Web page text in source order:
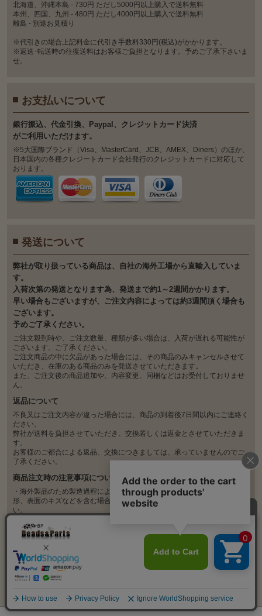
北海道、沖縄本島 - 730円 ただし5000円以上購入で送料無料
本州、四国、九州 - 480円 ただし4000円以上購入で送料無料
離島 - 別途お見積り
※代引きの場合上記料金に代引き手数料330円(税込)がかかります。
※返送･転送時の往復送料はお客様ご負担となります。予めご了承下さいま
せ。
お支払いについて
銀⾏振込、代⾦引換、Paypal、クレジットカード決済
がご利⽤いただけます。
※5大国際ブランド（Visa、MasterCard、JCB、AMEX、Diners）のほか、
日本国内の各種クレジートカード会社発行のクレジットカードに対応して
おります。
発送について
弊社が取り扱っている商品は、自社の海外工場から直輸入していま
す。
入荷次第の発送となります為、発送まで約1～2週間かかります。
早い場合もございますが、ご注文内容によっては約3週間頂く場合も
ございます。
予めご了承ください。
ご注文殺到時や、ご注文数量、種類が多い場合は、入荷が遅れる可能性が
ございます、ご了承ください。
ご注文商品の中に欠品があった場合には、その商品のみキャンセルさせて
いただき、在庫のある商品のみを発送させていただきます。
また、ご注文後の商品追加や、内容変更、同梱などはお受付しておりませ
ん。
返品について
不良又はご注文内容が違った場合には、商品の到着後7日間以内にご連絡く
ださい。
弊社が送料を負担させていただき、交換若しくは返金とさせていただきま
す。
お客様のご都合による返品、交換につきましては、承っていませんのでご
了承ください。
商品注文時の注意事項について
・海外製品のため製造過程により、塗装の剥がれ、多少の変色、汚れ、変
形、表面のキズなどを含む場合があります。ご理解の上、ご購入くださ
い。
ワなど生じる場合がございます。
・不良がひどい場合は対応しておりますので、商品到着から7日以内にお問
い合わせください。
・不良の判断が難しい場合も、遠慮なくお問い合わせください。随時確認
いたします。